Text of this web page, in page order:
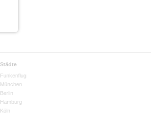
Städte
Funkenflug
München
Berlin
Hamburg
Köln